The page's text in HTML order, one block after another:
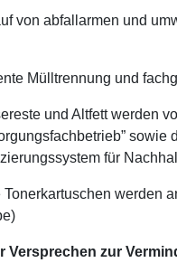
von abfallarmen und
Mülltrennung und
und Altfett werden
sowie
für
Tonerkartuschen werden
Versprechen zur